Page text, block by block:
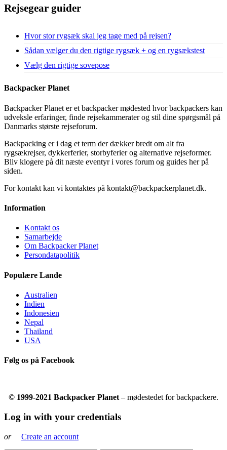
Rejsegear guider
Hvor stor rygsæk skal jeg tage med på rejsen?
Sådan vælger du den rigtige rygsæk + og en rygsækstest
Vælg den rigtige sovepose
Backpacker Planet
Backpacker Planet er et backpacker mødested hvor backpackers kan
udveksle erfaringer, finde rejsekammerater og stil dine spørgsmål på
Danmarks største rejseforum.
Backpacking er i dag et term der dækker bredt om alt fra
rygsækrejser, dykkerferier, storbyferier og alternative rejseformer.
Bliv klogere på dit næste eventyr i vores forum og guides her på
siden.
For kontakt kan vi kontaktes på kontakt@backpackerplanet.dk.
Information
Kontakt os
Samarbejde
Om Backpacker Planet
Persondatapolitik
Populære Lande
Australien
Indien
Indonesien
Nepal
Thailand
USA
Følg os på Facebook
© 1999-2021 Backpacker Planet – mødestedet for backpackere.
Log in with your credentials
or Create an account